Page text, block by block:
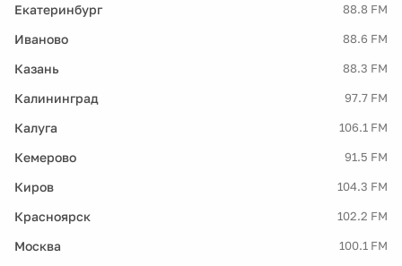
Екатеринбург 88.8 FM
Иваново 88.6 FM
Казань 88.3 FM
Калининград 97.7 FM
Калуга 106.1 FM
Кемерово 91.5 FM
Киров 104.3 FM
Красноярск 102.2 FM
Москва 100.1 FM